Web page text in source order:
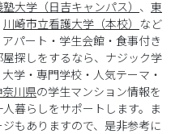
大学（日吉キャンパス） 、 東
川崎市立看護大学（本校） など
パート・学生会館・食事付き
探しをするなら、ナジック学
学・専門学校・人気テーマ・
川県の学生マンション情報を
暮らしをサポートします。ま
もありますので、是非参考に